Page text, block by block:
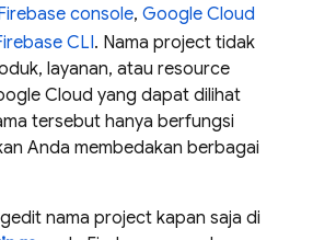
console, Google Cloud
CLI. Nama project tidak
layanan, atau resource
Cloud yang dapat dilihat
tersebut hanya berfungsi
Anda membedakan berbagai
nama project kapan saja di